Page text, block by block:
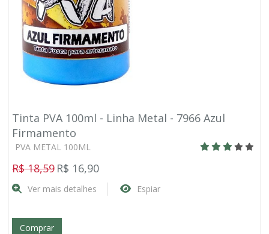
Tinta PVA 100ml - Linha Metal - 7966 Azul
Firmamento
PVA METAL 100ML
R$ 18,59 R$ 16,90
Ver mais detalhes Espiar
Comprar